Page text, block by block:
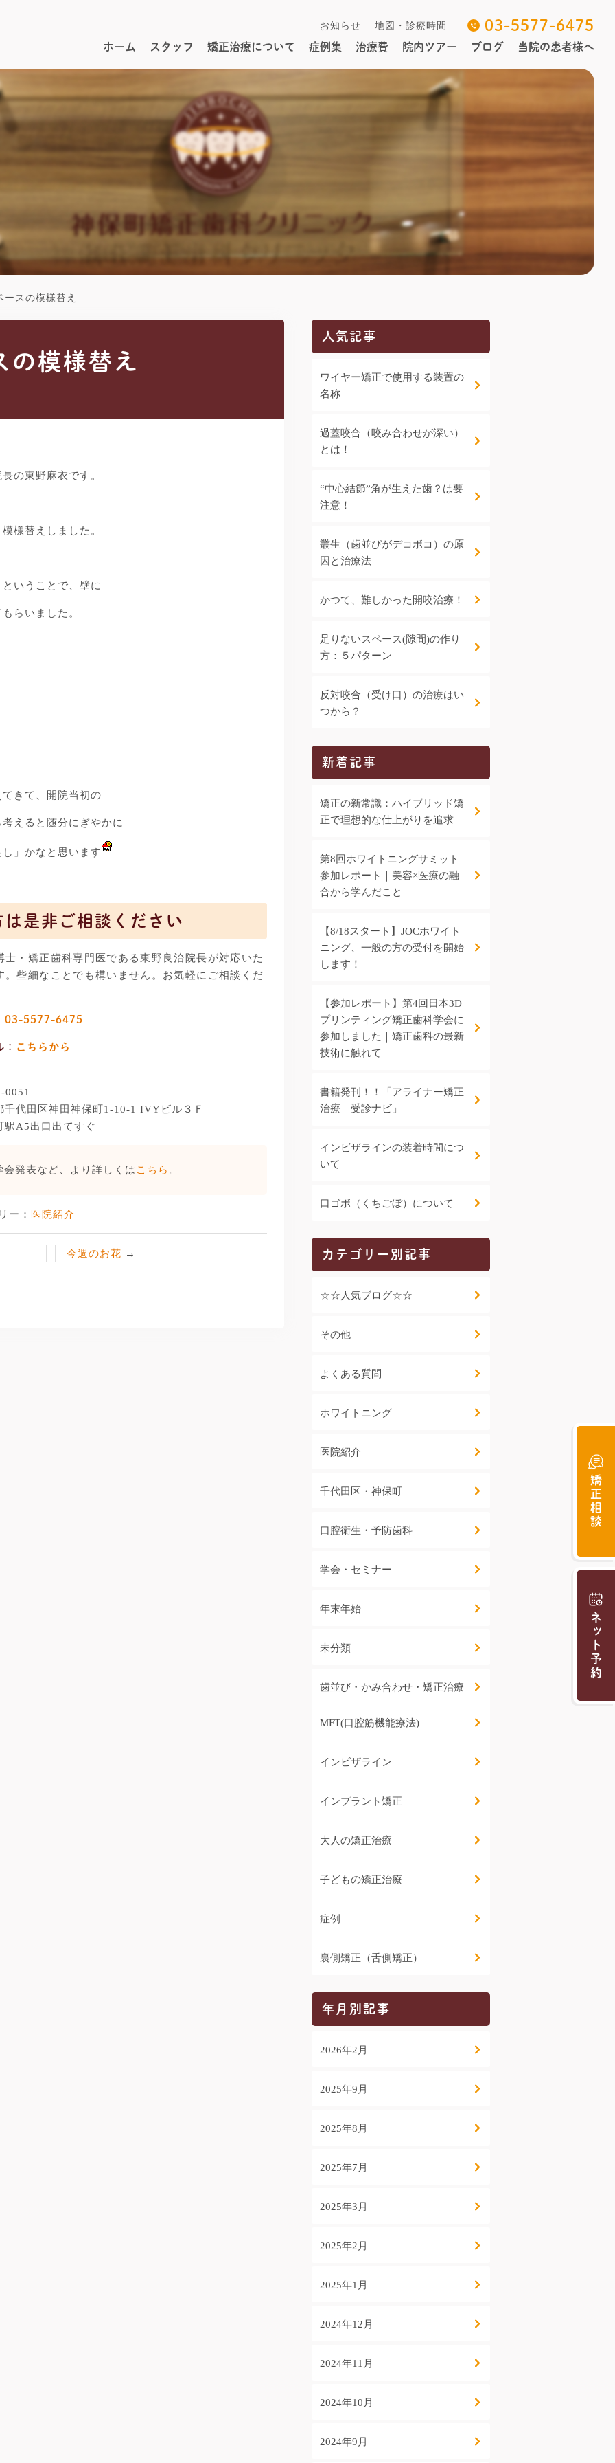
お知らせ 地図・診療時間 03-5577-6475
ホーム スタッフ 矯正治療について 症例集 治療費 院内ツアー ブログ 当院の患者様へ
ースの模様替え
の模様替え
の東野麻衣です。
様替えしました。
いうことで、壁に
らいました。
きて、開院当初の
えると随分にぎやかに
」かなと思います
是非ご相談ください
士・矯正歯科専門医である東野良治院長が対応いた
。些細なことでも構いません。お気軽にご相談くだ
03-5577-6475
こちらから
0051
千代田区神田神保町1-10-1 IVYビル３Ｆ
駅A5出口出てすぐ
発表など、より詳しくは こちら 。
ー： 医院紹介
今週のお花
人気記事
ワイヤー矯正で使用する装置の
名称
過蓋咬合（咬み合わせが深い）
とは！
“中心結節”角が生えた歯？は要
注意！
叢生（歯並びがデコボコ）の原
因と治療法
かつて、難しかった開咬治療！
足りないスペース(隙間)の作り
方：５パターン
反対咬合（受け口）の治療はい
つから？
新着記事
矯正の新常識：ハイブリッド矯
正で理想的な仕上がりを追求
第8回ホワイトニングサミット
参加レポート｜美容×医療の融
合から学んだこと
【8/18スタート】JOCホワイト
ニング、一般の方の受付を開始
します！
【参加レポート】第4回日本3D
プリンティング矯正歯科学会に
参加しました｜矯正歯科の最新
技術に触れて
書籍発刊！！「アライナー矯正
治療 受診ナビ」
インビザラインの装着時間につ
いて
口ゴボ（くちごぼ）について
カテゴリー別記事
☆☆人気ブログ☆☆
その他
よくある質問
ホワイトニング
医院紹介
千代田区・神保町
口腔衛生・予防歯科
学会・セミナー
年末年始
未分類
歯並び・かみ合わせ・矯正治療
MFT(口腔筋機能療法)
インビザライン
インプラント矯正
大人の矯正治療
子どもの矯正治療
症例
裏側矯正（舌側矯正）
年月別記事
2026年2月
2025年9月
2025年8月
2025年7月
2025年3月
2025年2月
2025年1月
2024年12月
2024年11月
2024年10月
2024年9月
矯正相談
ネット予約